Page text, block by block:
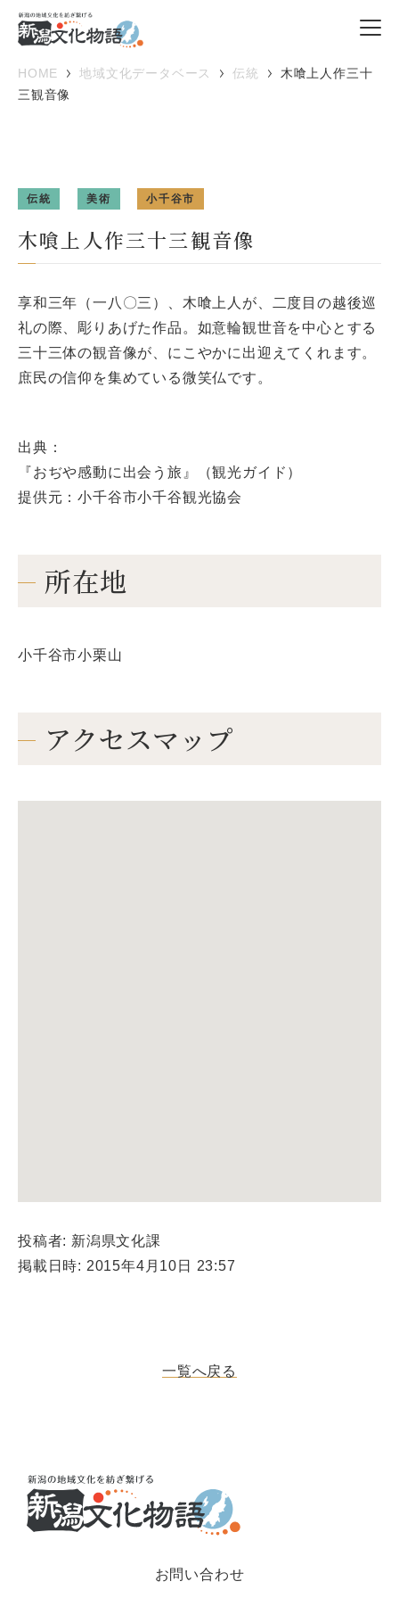
HOME 地域文化データベース 伝統
木喰上人作三十
三観音像
伝統 美術 小千谷市
木喰上人作三十三観音像
享和三年（一八〇三）、木喰上人が、二度目の越後巡
礼の際、彫りあげた作品。如意輪観世音を中心とする
三十三体の観音像が、にこやかに出迎えてくれます。
庶民の信仰を集めている微笑仏です。
出典：
『おぢや感動に出会う旅』（観光ガイド）
提供元：小千谷市小千谷観光協会
所在地
小千谷市小栗山
アクセスマップ
投稿者: 新潟県文化課
掲載日時: 2015年4月10日 23:57
一覧へ戻る
お問い合わせ